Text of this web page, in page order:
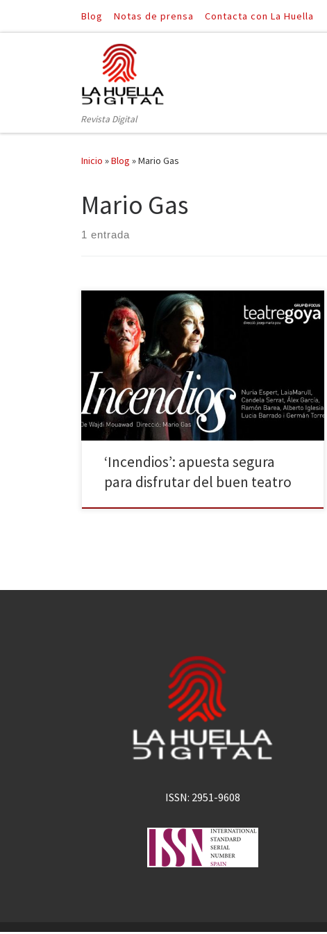
Saltar al contenido
Blog Notas de prensa Contacta con La Huella
Revista Digital
Inicio »Blog »Mario Gas
Mario Gas
1 entrada
El público catalán conoció a Wajdi Mouawad de la
mano de La Perla 29 y Oriol Broggi, a principios de
2012, con Incendies. El montaje estuvo varias
temporadas en cartel en Barcelona, siempre con un
lleno absoluto y elogiosas críticas. Después son
muchas las obras del autor libano-quebequés de las
[…]
‘Incendios’: apuesta segura
para disfrutar del buen teatro
ISSN: 2951-9608